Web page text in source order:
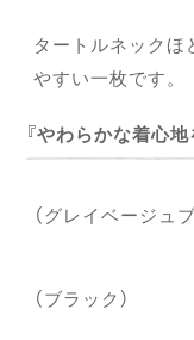
タートルネック
やすい一枚です。
やわらかな着心
（グレイベージュ
（ブラック）